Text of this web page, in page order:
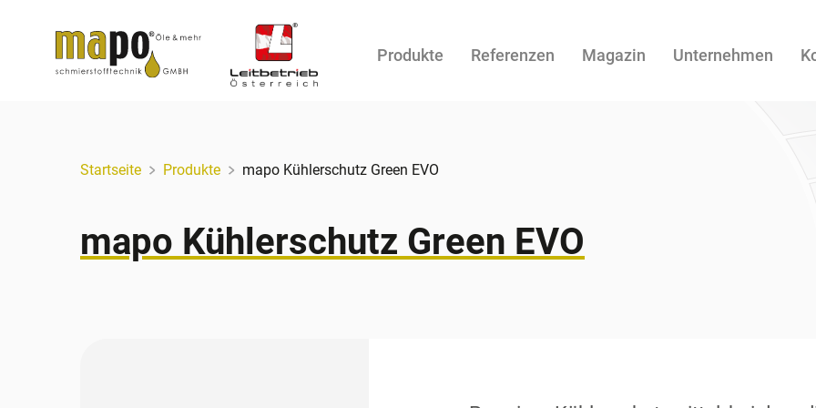
Produkte Referenzen Magazin Unternehmen
Startseite Produkte mapo Kühlerschutz Green EVO
mapo Kühlerschutz Green EVO